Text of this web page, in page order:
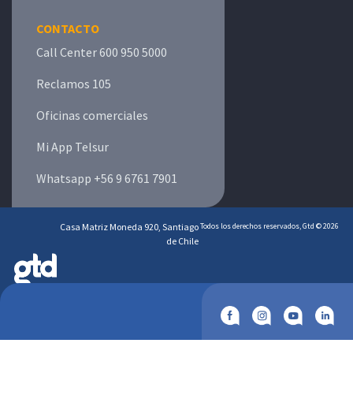
CONTACTO
Call Center 600 950 5000
Reclamos 105
Oficinas comerciales
Mi App Telsur
Whatsapp +56 9 6761 7901
Casa Matriz Moneda 920, Santiago
de Chile
Todos los derechos reservados, Gtd © 2026